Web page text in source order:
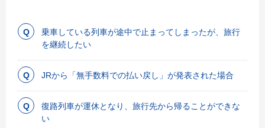
乗車している列車が途中で止まってしまったが、旅行
を継続したい
JRから「無手数料での払い戻し」が発表された場合
復路列車が運休となり、旅行先から帰ることができな
い